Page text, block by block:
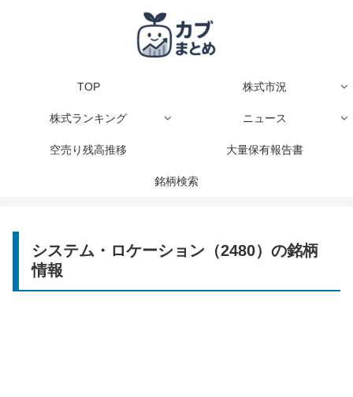
TOP 株式市況
株式ランキング ニュース
空売り残高推移 大量保有報告書
銘柄検索
システム・ロケーション（2480）の銘柄
情報